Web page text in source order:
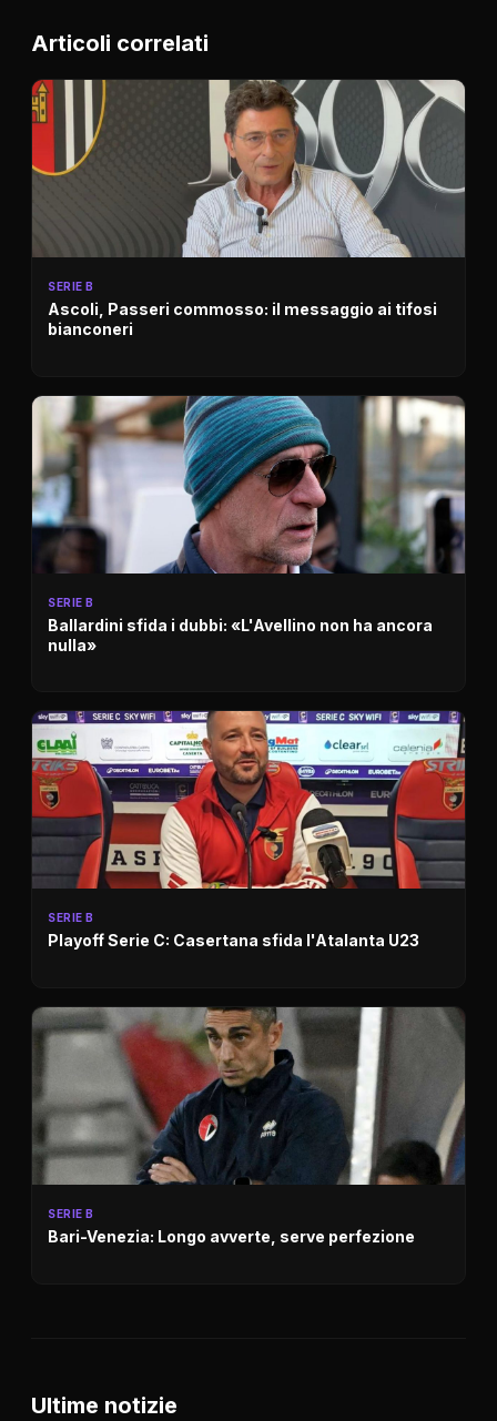
Articoli correlati
SERIE B
Ascoli, Passeri commosso: il messaggio ai tifosi
bianconeri
SERIE B
Ballardini sfida i dubbi: «L'Avellino non ha ancora
nulla»
SERIE B
Playoff Serie C: Casertana sfida l'Atalanta U23
SERIE B
Bari-Venezia: Longo avverte, serve perfezione
Ultime notizie